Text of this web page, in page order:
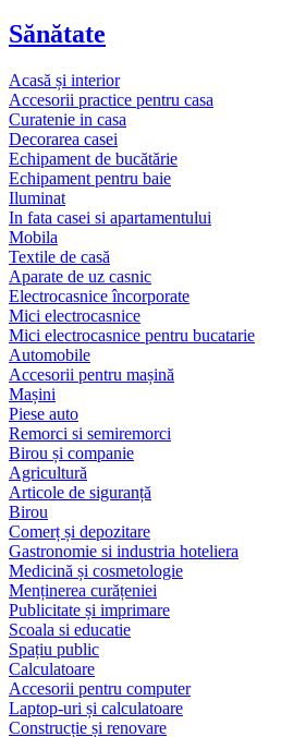
Sănătate
Acasă și interior
Accesorii practice pentru casa
Curatenie in casa
Decorarea casei
Echipament de bucătărie
Echipament pentru baie
Iluminat
In fata casei si apartamentului
Mobila
Textile de casă
Aparate de uz casnic
Electrocasnice încorporate
Mici electrocasnice
Mici electrocasnice pentru bucatarie
Automobile
Accesorii pentru mașină
Mașini
Piese auto
Remorci si semiremorci
Birou și companie
Agricultură
Articole de siguranță
Birou
Comerț și depozitare
Gastronomie si industria hoteliera
Medicină și cosmetologie
Menținerea curățeniei
Publicitate și imprimare
Scoala si educatie
Spațiu public
Calculatoare
Accesorii pentru computer
Laptop-uri și calculatoare
Construcție și renovare